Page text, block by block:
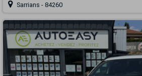
Sarrians - 84260